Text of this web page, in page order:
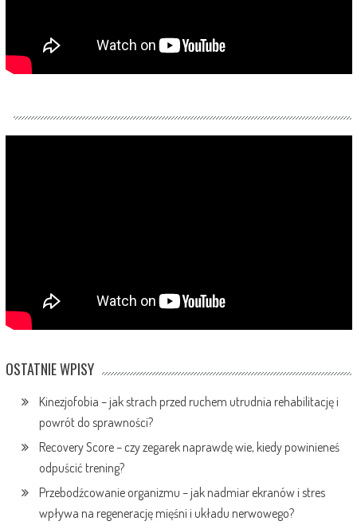
OSTATNIE WPISY
Kinezjofobia – jak strach przed ruchem utrudnia rehabilitację i
powrót do sprawności?
Recovery Score – czy zegarek naprawdę wie, kiedy powinieneś
odpuścić trening?
Przebodźcowanie organizmu – jak nadmiar ekranów i stres
wpływa na regenerację mięśni i układu nerwowego?